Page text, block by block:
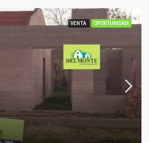
VENTA OPORTUNIDAD!